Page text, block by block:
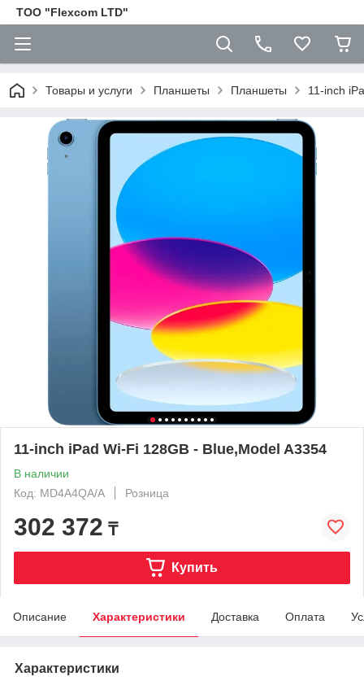
ТОО "Flexcom LTD"
Товары и услуги Планшеты Планшеты 11-inch
11-inch iPad Wi-Fi 128GB - Blue,Model A3354
В наличии
Код: MD4A4QA/A
Розница
302 372 ₸
Купить
Описание Характеристики Доставка Оплата
Характеристики